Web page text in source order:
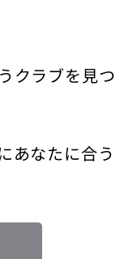
クラブを見つ
あなたに合う